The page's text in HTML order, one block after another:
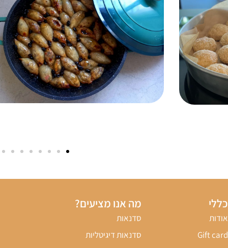
כללי
אודות
Gift card
מה אנו מציעים?
סדנאות
סדנאות דיגיטליות